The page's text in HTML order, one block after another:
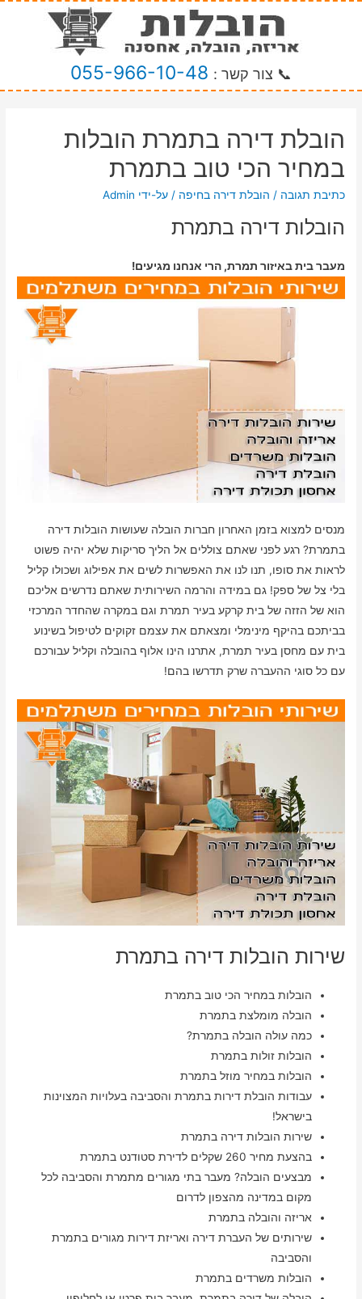
📞 צור קשר : 055-966-10-48
הובלת דירה בתמרת הובלות
במחיר הכי טוב בתמרת
כתיבת תגובה / הובלת דירה בחיפה / על-ידי Admin
הובלות דירה בתמרת
מעבר בית באיזור תמרת, הרי אנחנו מגיעים!
מנסים למצוא בזמן האחרון חברות הובלה שעושות הובלות דירה
בתמרת? רגע לפני שאתם צוללים אל הליך סריקות שלא יהיה פשוט
לראות את סופו, תנו לנו את האפשרות לשים את אפילוג ושכולו קליל
בלי צל של ספק! גם במידה והרמה השירותית שאתם נדרשים אליכם
הוא של הזזה של בית קרקע בעיר תמרת וגם במקרה שהחדר המרכזי
בביתכם בהיקף מינימלי ומצאתם את עצמם זקוקים לטיפול בשינוע
בית עם מחסן בעיר תמרת, אתרנו הינו אלוף בהובלה וקליל עבורכם
עם כל סוגי ההעברה שרק תדרשו בהם!
שירות הובלות דירה בתמרת
הובלות במחיר הכי טוב בתמרת
הובלה מומלצת בתמרת
כמה עולה הובלה בתמרת?
הובלות זולות בתמרת
הובלות במחיר מוזל בתמרת
עבודות הובלת דירות בתמרת והסביבה בעלויות המצוינות
בישראל!
שירות הובלות דירה בתמרת
בהצעת מחיר 260 שקלים לדירת סטודנט בתמרת
מבצעים הובלה? מעבר בתי מגורים מתמרת והסביבה לכל
מקום במדינה מהצפון לדרום
אריזה והובלה בתמרת
שירותים של העברת דירה ואריזת דירות מגורים בתמרת
והסביבה
הובלות משרדים בתמרת